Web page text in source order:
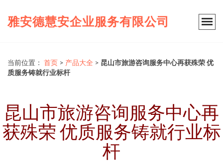
雅安德慧安企业服务有限公司
当前位置： 首页 > 产品大全 > 昆山市旅游咨询服务中心再获殊荣 优
质服务铸就行业标杆
昆山市旅游咨询服务中心再
获殊荣 优质服务铸就行业标
杆